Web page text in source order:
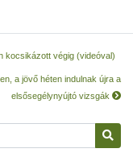
kocsikázott végig (videóval)
a jövő héten indulnak újra a
elsősegélynyújtó vizsgák